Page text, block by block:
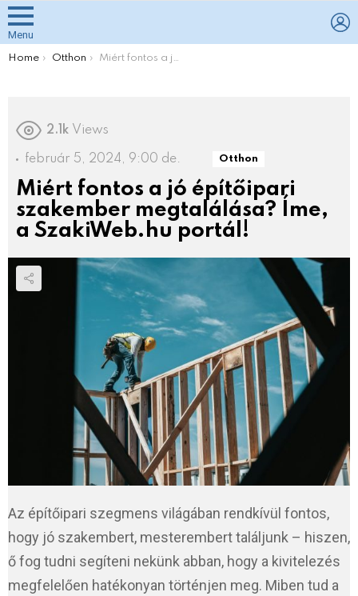
Menu
You are here:
Home Otthon Miért fontos a jó építőipari szakember megtalálása? Íme, a SzakiWeb.hu portál!
2.1k Views
február 5, 2024, 9:00 de. Otthon
Miért fontos a jó építőipari
szakember megtalálása? Íme,
a SzakiWeb.hu portál!
Az építőipari szegmens világában rendkívül fontos,
hogy jó szakembert, mesterembert találjunk – hiszen,
ő fog tudni segíteni nekünk abban, hogy a kivitelezés
megfelelően hatékonyan történjen meg. Miben tud a